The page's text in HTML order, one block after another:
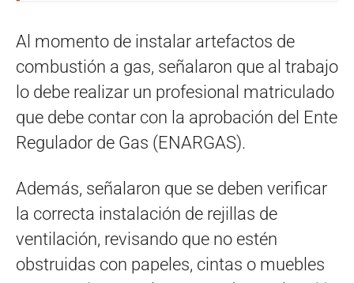
Al momento de instalar artefactos de
combustión a gas, señalaron que al trabajo
lo debe realizar un profesional matriculado
que debe contar con la aprobación del Ente
Regulador de Gas (ENARGAS).
Además, señalaron que se deben verificar
la correcta instalación de rejillas de
ventilación, revisando que no estén
obstruidas con papeles, cintas o muebles